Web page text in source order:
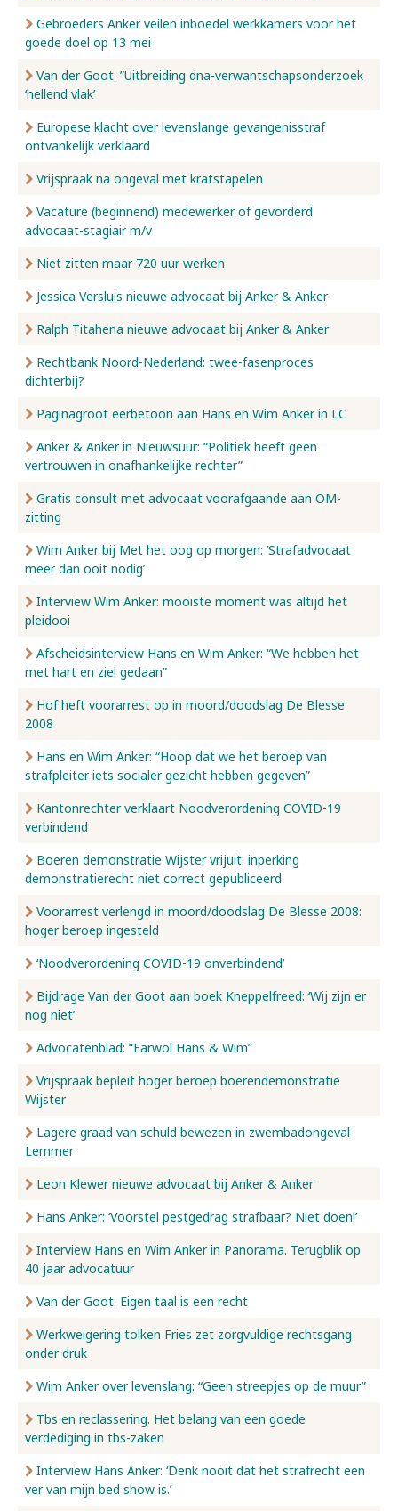
Gebroeders Anker veilen inboedel werkkamers voor het
goede doel op 13 mei
Van der Goot: ”Uitbreiding dna-verwantschapsonderzoek
‘hellend vlak’
Europese klacht over levenslange gevangenisstraf
ontvankelijk verklaard
Vrijspraak na ongeval met kratstapelen
Vacature (beginnend) medewerker of gevorderd
advocaat-stagiair m/v
Niet zitten maar 720 uur werken
Jessica Versluis nieuwe advocaat bij Anker & Anker
Ralph Titahena nieuwe advocaat bij Anker & Anker
Rechtbank Noord-Nederland: twee-fasenproces
dichterbij?
Paginagroot eerbetoon aan Hans en Wim Anker in LC
Anker & Anker in Nieuwsuur: “Politiek heeft geen
vertrouwen in onafhankelijke rechter”
Gratis consult met advocaat voorafgaande aan OM-
zitting
Wim Anker bij Met het oog op morgen: ‘Strafadvocaat
meer dan ooit nodig’
Interview Wim Anker: mooiste moment was altijd het
pleidooi
Afscheidsinterview Hans en Wim Anker: “We hebben het
met hart en ziel gedaan”
Hof heft voorarrest op in moord/doodslag De Blesse
2008
Hans en Wim Anker: “Hoop dat we het beroep van
strafpleiter iets socialer gezicht hebben gegeven”
Kantonrechter verklaart Noodverordening COVID-19
verbindend
Boeren demonstratie Wijster vrijuit: inperking
demonstratierecht niet correct gepubliceerd
Voorarrest verlengd in moord/doodslag De Blesse 2008:
hoger beroep ingesteld
‘Noodverordening COVID-19 onverbindend’
Bijdrage Van der Goot aan boek Kneppelfreed: ‘Wij zijn er
nog niet’
Advocatenblad: “Farwol Hans & Wim”
Vrijspraak bepleit hoger beroep boerendemonstratie
Wijster
Lagere graad van schuld bewezen in zwembadongeval
Lemmer
Leon Klewer nieuwe advocaat bij Anker & Anker
Hans Anker: ‘Voorstel pestgedrag strafbaar? Niet doen!’
Interview Hans en Wim Anker in Panorama. Terugblik op
40 jaar advocatuur
Van der Goot: Eigen taal is een recht
Werkweigering tolken Fries zet zorgvuldige rechtsgang
onder druk
Wim Anker over levenslang: “Geen streepjes op de muur”
Tbs en reclassering. Het belang van een goede
verdediging in tbs-zaken
Interview Hans Anker: ‘Denk nooit dat het strafrecht een
ver van mijn bed show is.’